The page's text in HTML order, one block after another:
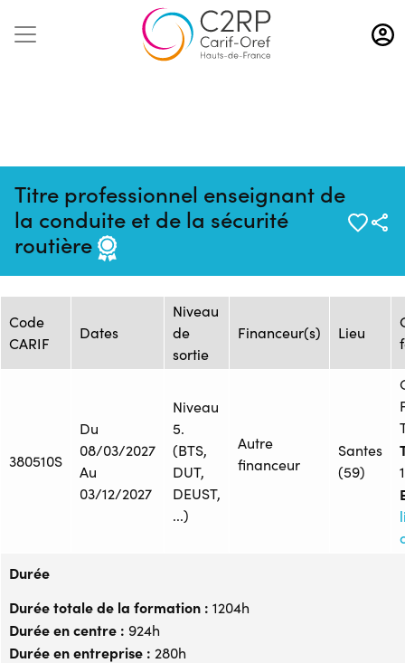
Aller
au
contenu
Titre professionnel enseignant de
la conduite et de la sécurité
routière
Mise à jour :
16/04/2026
Formation :
1427877
Source : ECF SANTES
- LILLE
Session de formation
Code
CARIF
Dates
Niveau
de
sortie
Financeur(s) Lieu
380510S
Du
08/03/2027
Au
03/12/2027
Niveau
5.
(BTS,
DUT,
DEUST,
...)
Autre
financeur
Santes
(59)
Durée
Durée totale de la formation : 1204h
Durée en centre : 924h
Durée en entreprise : 280h